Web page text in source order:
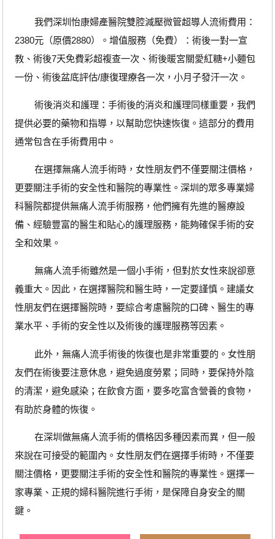
我們深圳怡康婦產醫院雙腔減壓微管超導人流術費用：
2380元（原價2880）。增值服務（免費）：術後一對一宣
教、術後7天免費彩超複查一次、術後暖宮關愛紅糖+小麵包
一份、術後盆底評估/康復理療各一次，小月子發汗一次。
術後消炎和護理：手術後的消炎和護理同樣重要，我們
提供必要的藥物和指導，以幫助您快速恢復。這部分的費用
通常包含在手術費用中。
在選擇無痛人流手術時，女性朋友們不僅要關注價格，
更要關注手術的安全性和醫院的專業性。深圳的眾多專業婦
科醫院都提供無痛人流手術服務，他們擁有先進的醫療設
備、經驗豐富的醫生和貼心的護理服務，能夠確保手術的安
全和效果。
無痛人流手術雖然是一個小手術，但對於女性來說卻意
義重大。因此，在選擇醫院和醫生時，一定要謹慎。建議女
性朋友們在選擇醫院時，要綜合考慮醫院的口碑、醫生的專
業水平、手術的安全性以及術後的護理服務等因素。
此外，無痛人流手術後的恢復也是非常重要的。女性朋
友們在術後要注意休息，避免過度勞累；同時，要保持外陰
的清潔，避免感染；在飲食方面，要多吃富含營養的食物，
有助於身體的恢復。
在深圳做無痛人流手術的價格因多種因素而異，但一般
來說在可接受的範圍內。女性朋友們在選擇手術時，不僅要
關注價格，更要關注手術的安全性和醫院的專業性。選擇一
家專業、正規的婦科醫院進行手術，是保障自身安全的關
鍵。